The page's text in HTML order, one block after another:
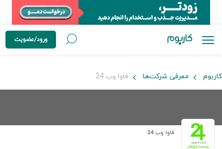
ورود/عضویت
کاربوم معرفی شرکت‌ها فاوا وب 24
فاوا وب 24